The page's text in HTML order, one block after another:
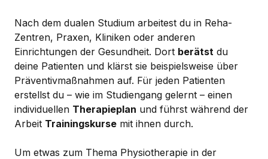
Nach dem dualen Studium arbeitest du in Reha-
Zentren, Praxen, Kliniken oder anderen
Einrichtungen der Gesundheit. Dort berätst du
deine Patienten und klärst sie beispielsweise über
Präventivmaßnahmen auf. Für jeden Patienten
erstellst du – wie im Studiengang gelernt – einen
individuellen Therapieplan und führst während der
Arbeit Trainingskurse mit ihnen durch.
Um etwas zum Thema Physiotherapie in der